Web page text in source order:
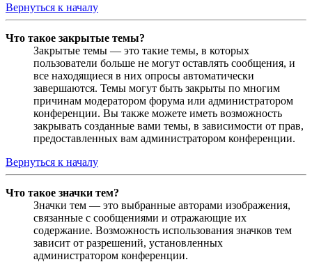
Вернуться к началу
Что такое закрытые темы?
Закрытые темы — это такие темы, в которых
пользователи больше не могут оставлять сообщения, и
все находящиеся в них опросы автоматически
завершаются. Темы могут быть закрыты по многим
причинам модератором форума или администратором
конференции. Вы также можете иметь возможность
закрывать созданные вами темы, в зависимости от прав,
предоставленных вам администратором конференции.
Вернуться к началу
Что такое значки тем?
Значки тем — это выбранные авторами изображения,
связанные с сообщениями и отражающие их
содержание. Возможность использования значков тем
зависит от разрешений, установленных
администратором конференции.